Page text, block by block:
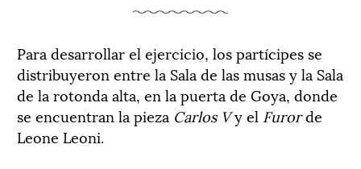
Para desarrollar el ejercicio, los partícipes se
distribuyeron entre la Sala de las musas y la Sala
de la rotonda alta, en la puerta de Goya, donde
se encuentran la pieza Carlos Vy el Furorde
Leone Leoni.